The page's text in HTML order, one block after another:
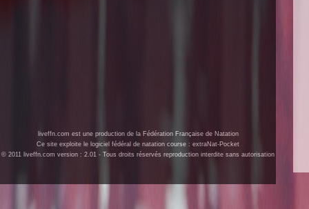
liveffn.com est une production de la Fédération Française de Natation
Ce site exploite le logiciel fédéral de natation course : extraNat-Pocket
© 2011 liveffn.com version : 2.01 - Tous droits réservés reproduction interdite sans autorisation